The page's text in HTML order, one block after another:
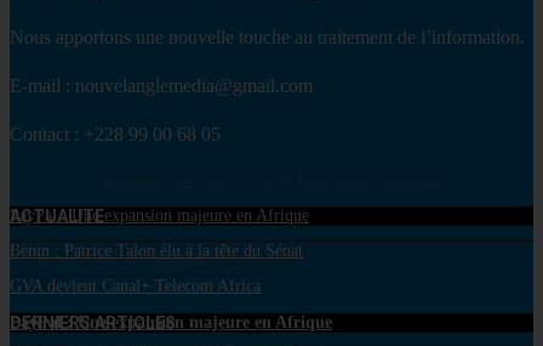
Nous apportons une nouvelle touche au traitement de l’information.
E-mail : nouvelanglemedia@gmail.com
Contact : +228 99 00 68 05
ACTUALITE
PayPal : Une expansion majeure en Afrique
Bénin : Patrice Talon élu à la tête du Sénat
GVA devient Canal+ Telecom Africa
DERNIERS ARTICLES
PayPal : Une expansion majeure en Afrique